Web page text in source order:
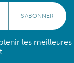
S'ABONNER
les meilleures